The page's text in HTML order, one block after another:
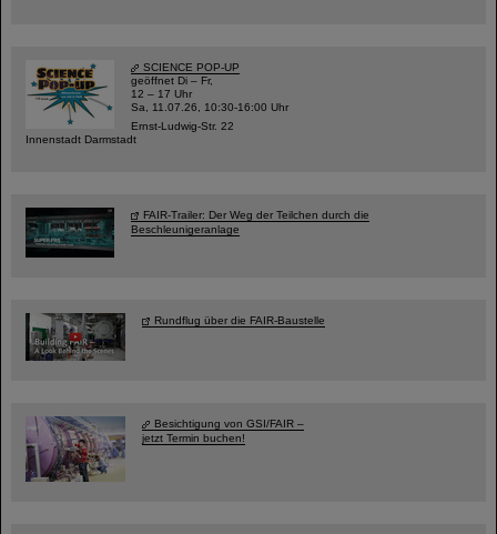
SCIENCE POP-UP
geöffnet Di – Fr,
12 – 17 Uhr
Sa, 11.07.26, 10:30-16:00 Uhr
Ernst-Ludwig-Str. 22
Innenstadt Darmstadt
FAIR-Trailer: Der Weg der Teilchen durch die
Beschleunigeranlage
Rundflug über die FAIR-Baustelle
Besichtigung von GSI/FAIR –
jetzt Termin buchen!